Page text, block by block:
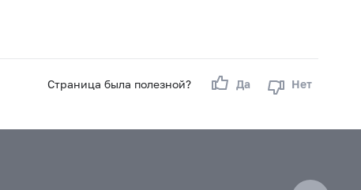
Страница была полезной? Да Нет